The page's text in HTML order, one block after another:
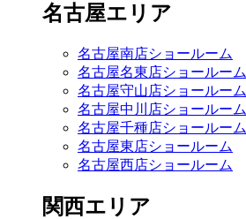
名古屋エリア
名古屋南店ショールーム
名古屋名東店ショールーム
名古屋守山店ショールーム
名古屋中川店ショールーム
名古屋千種店ショールーム
名古屋東店ショールーム
名古屋西店ショールーム
関西エリア